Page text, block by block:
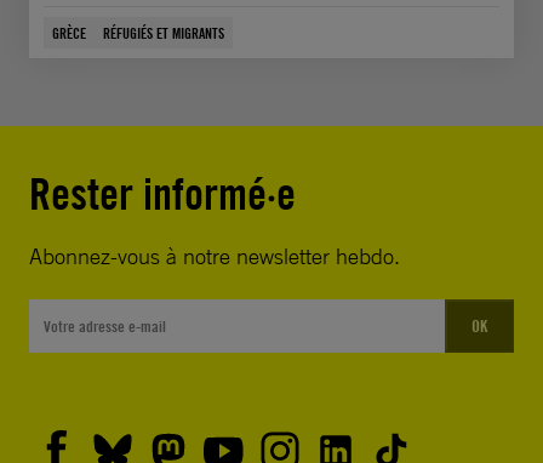
GRÈCE RÉFUGIÉS ET MIGRANTS
Rester informé·e
Abonnez-vous à notre newsletter hebdo.
OK